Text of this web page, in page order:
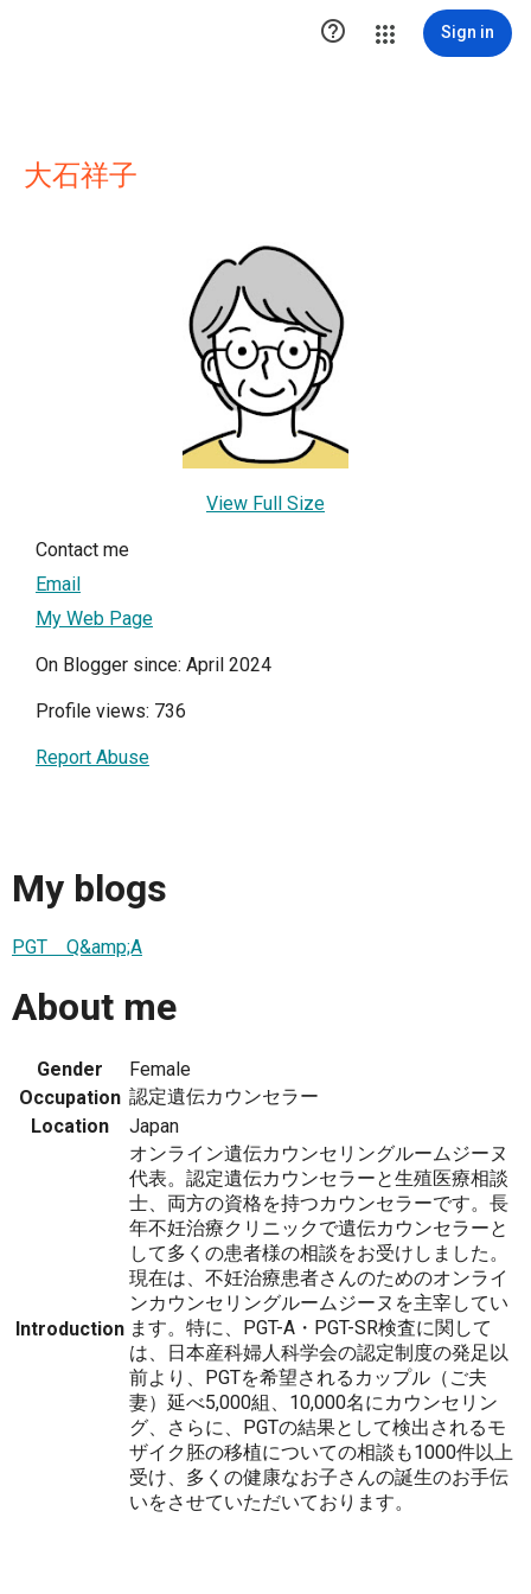
 Sign in
大石祥子
View Full Size
Contact me
Email
My Web Page
On Blogger since: April 2024
Profile views: 736
Report Abuse
My blogs
PGT Q&amp;A
About me
Gender
Female
Occupation 認定遺伝カウンセラー
Location
Japan
Introduction
オンライン遺伝カウンセリングルームジーヌ
代表。認定遺伝カウンセラーと生殖医療相談
士、両方の資格を持つカウンセラーです。長
年不妊治療クリニックで遺伝カウンセラーと
して多くの患者様の相談をお受けしました。
現在は、不妊治療患者さんのためのオンライ
ンカウンセリングルームジーヌを主宰してい
ます。特に、PGT-A・PGT-SR検査に関して
は、日本産科婦人科学会の認定制度の発足以
前より、PGTを希望されるカップル（ご夫
妻）延べ5,000組、10,000名にカウンセリン
グ、さらに、PGTの結果として検出されるモ
ザイク胚の移植についての相談も1000件以上
受け、多くの健康なお子さんの誕生のお手伝
いをさせていただいております。